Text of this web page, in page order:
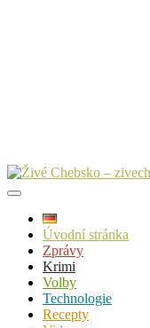
Úvodní stránka
Zprávy
Krimi
Volby
Technologie
Recepty